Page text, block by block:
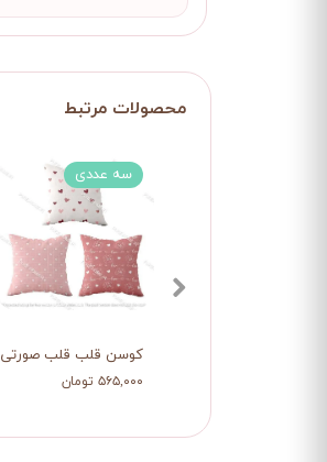
کوسن قلب قلب صورتی
۵۶۵,۰۰۰ تومان
سه عددی